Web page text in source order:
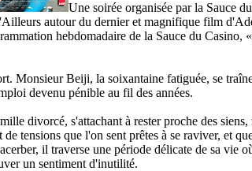
Une soirée organisée par la Sauce
autour du dernier et magnifique film
hebdomadaire de la Sauce du Casino, «
Monsieur Beiji, la soixantaine fatiguée, se
devenu pénible au fil des années.
divorcé, s'attachant à rester proche des
de tensions que l'on sent prêtes à se raviver, et
il traverse une période délicate de sa vie
un sentiment d'inutilité.